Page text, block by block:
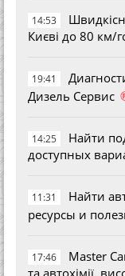
14:53
Києві до 80 км/
19:41
Дизель Сервис
14:25
Найти
доступных
11:31
Найти
ресурсы и
17:46
Master
та автохімії,